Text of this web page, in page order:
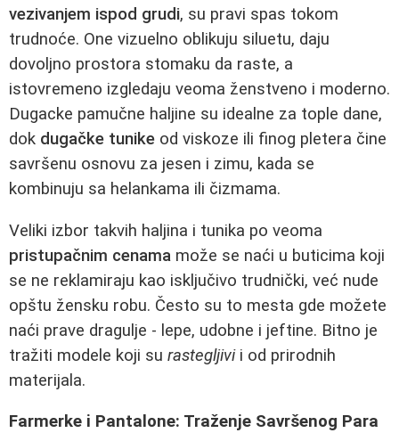
vezivanjem ispod grudi, su pravi spas tokom
trudnoće. One vizuelno oblikuju siluetu, daju
dovoljno prostora stomaku da raste, a
istovremeno izgledaju veoma ženstveno i moderno.
Dugacke pamučne haljine su idealne za tople dane,
dok dugačke tunike od viskoze ili finog pletera čine
savršenu osnovu za jesen i zimu, kada se
kombinuju sa helankama ili čizmama.
Veliki izbor takvih haljina i tunika po veoma
pristupačnim cenama može se naći u buticima koji
se ne reklamiraju kao isključivo trudnički, već nude
opštu žensku robu. Često su to mesta gde možete
naći prave dragulje - lepe, udobne i jeftine. Bitno je
tražiti modele koji su rastegljivii od prirodnih
materijala.
Farmerke i Pantalone: Traženje Savršenog Para